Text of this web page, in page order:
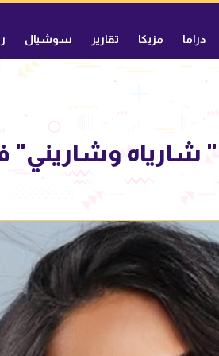
دراما مزيكا تقارير سوشيال
وشاريني" في